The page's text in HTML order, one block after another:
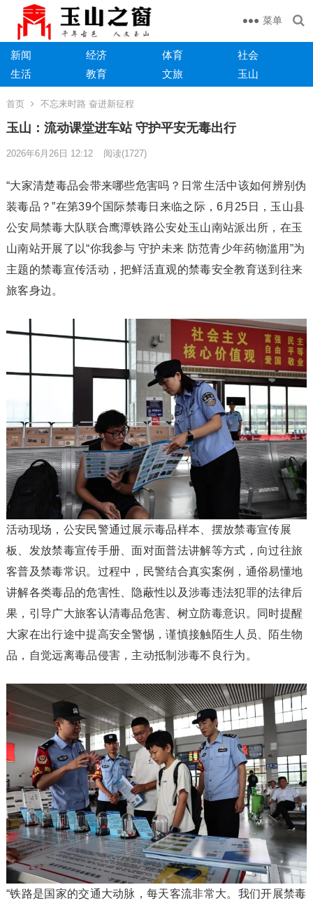
菜单
新闻 经济 体育
社会
生活
教育 文旅 玉山
首页 不忘来时路 奋进新征程
玉山：流动课堂进车站 守护平安无毒出行
2026年6月26日 12:12 阅读(1727)
“大家清楚毒品会带来哪些危害吗？日常生活中该如何辨别伪
装毒品？”在第39个国际禁毒日来临之际，6月25日，玉山县
公安局禁毒大队联合鹰潭铁路公安处玉山南站派出所，在玉
山南站开展了以“你我参与 守护未来 防范青少年药物滥用”为
主题的禁毒宣传活动，把鲜活直观的禁毒安全教育送到往来
旅客身边。
活动现场，公安民警通过展示毒品样本、摆放禁毒宣传展
板、发放禁毒宣传手册、面对面普法讲解等方式，向过往旅
客普及禁毒常识。过程中，民警结合真实案例，通俗易懂地
讲解各类毒品的危害性、隐蔽性以及涉毒违法犯罪的法律后
果，引导广大旅客认清毒品危害、树立防毒意识。同时提醒
大家在出行途中提高安全警惕，谨慎接触陌生人员、陌生物
品，自觉远离毒品侵害，主动抵制涉毒不良行为。
“铁路是国家的交通大动脉，每天客流非常大。我们开展禁毒